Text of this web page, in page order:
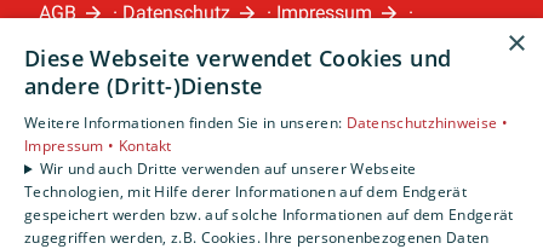
AGB
·Datenschutz ·Impressum
·
Privatkunden
Gewerbekunden
Karriere
Unternehmen
×
Diese Webseite verwendet Cookies und
andere (Dritt-)Dienste
Weitere Informationen finden Sie in unseren: Datenschutzhinweise •
Impressum • Kontakt
Wir und auch Dritte verwenden auf unserer Webseite
Technologien, mit Hilfe derer Informationen auf dem Endgerät
gespeichert werden bzw. auf solche Informationen auf dem Endgerät
zugegriffen werden, z.B. Cookies. Ihre personenbezogenen Daten